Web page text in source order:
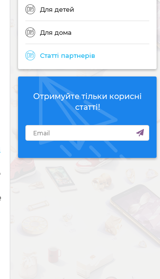
Для детей
Для дома
Статті партнерів
Отримуйте тільки корисні
статті!